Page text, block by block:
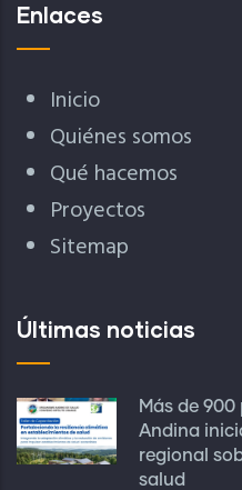
Enlaces
Inicio
Quiénes somos
Qué hacemos
Proyectos
Sitemap
Últimas noticias
Más de
Andina
regional
salud